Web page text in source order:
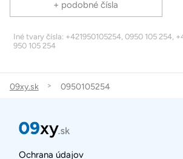
+ podobné čísla
Iné tvary čísla: +421950105254, 0950 105 254,
950 105 254
09xy.sk 0950105254
Ochrana údajov